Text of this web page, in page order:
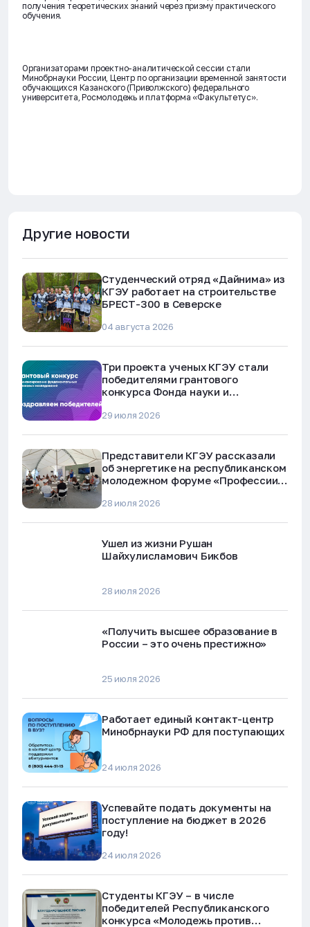
получения теоретических знаний через призму практического
обучения.
Организаторами проектно-аналитической сессии стали
Минобрнауки России, Центр по организации временной занятости
обучающихся Казанского (Приволжского) федерального
университета, Росмолодежь и платформа «Факультетус».
Другие новости
Студенческий отряд «Дайнима» из
КГЭУ работает на строительстве
БРЕСТ-300 в Северске
04 августа 2026
Три проекта ученых КГЭУ стали
победителями грантового
конкурса Фонда науки и
29 июля 2026
Представители КГЭУ рассказали
об энергетике на республиканском
молодежном форуме «Профессии
28 июля 2026
Ушел из жизни Рушан
Шайхулисламович Бикбов
28 июля 2026
«Получить высшее образование в
России – это очень престижно»
25 июля 2026
Работает единый контакт-центр
Минобрнауки РФ для поступающих
24 июля 2026
Успевайте подать документы на
поступление на бюджет в 2026
году!
24 июля 2026
Студенты КГЭУ – в числе
победителей Республиканского
конкурса «Молодежь против